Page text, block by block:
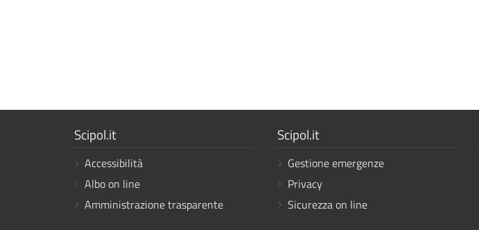
Mostra
Scipol.it
Accessibilità
Albo on line
Amministrazione trasparente
Mostra
Scipol.it
Gestione emergenze
Privacy
Sicurezza on line